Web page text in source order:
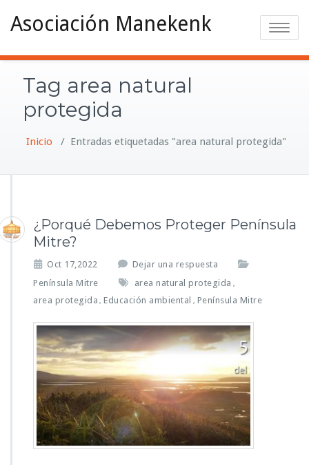
Asociación Manekenk Toggle
Tag area natural
protegida
Inicio / Entradas etiquetadas "area natural protegida"
¿Porqué Debemos Proteger Península
Mitre?
Oct 17,2022
Dejar una respuesta
Península Mitre
area natural protegida ,
area protegida , Educación ambiental , Península Mitre